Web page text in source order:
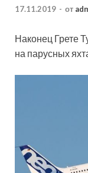
17.11.2019 - от
Наконец Грете
на парусных